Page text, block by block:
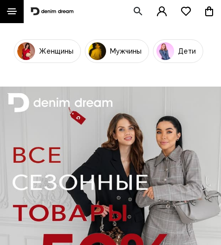
Женщины Мужчины Дети